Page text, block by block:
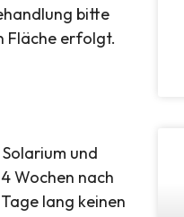
bitte
Fläche erfolgt.
und
Wochen nach
lang keinen